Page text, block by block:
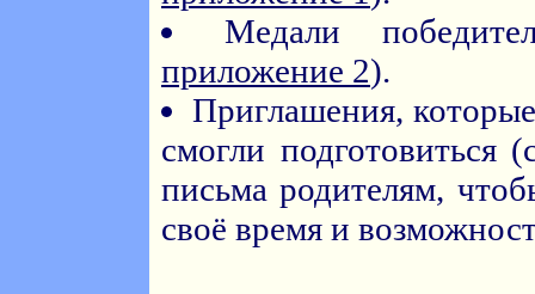
Медали
приложение 2).
Приглашения,
смогли подготовиться
письма родителям,
своё время и